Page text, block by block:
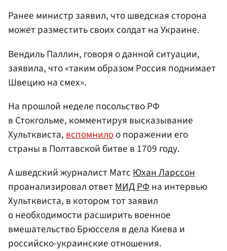
Ранее министр заявил, что шведская сторона
может разместить своих солдат на Украине.
Вендиль Паллин, говоря о данной ситуации,
заявила, что «таким образом Россия поднимает
Швецию на смех».
На прошлой неделе посольство РФ
в Стокгольме, комментируя высказывание
Хультквиста,вспомнилоо поражении его
страны в Полтавской битве в 1709 году.
А шведский журналист МатсЮхан Ларссон
проанализировал ответМИД РФна интервью
Хультквиста, в котором тот заявил
о необходимости расширить военное
вмешательство Брюсселя в дела Киева и
российско-украинские отношения.